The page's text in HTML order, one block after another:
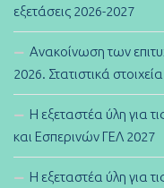
εξετάσεις 2026-2027
Ανακοίνωση των
2026. Στατιστικά
Η εξεταστέα ύλη για
και Εσπερινών ΓΕΛ 2027
Η εξεταστέα ύλη για